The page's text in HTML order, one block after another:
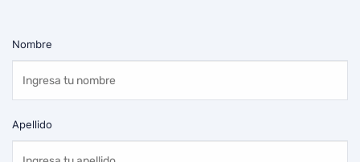
Nombre
Apellido